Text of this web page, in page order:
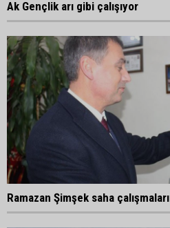
Ak Gençlik arı gibi çalışıyor
Ramazan Şimşek saha